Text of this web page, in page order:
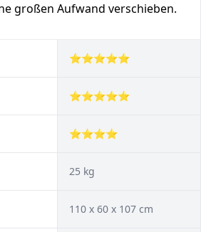
großen Aufwand verschieben.
⭐⭐⭐⭐⭐
⭐⭐⭐⭐⭐
⭐⭐⭐⭐
25 kg
110 x 60 x 107 cm